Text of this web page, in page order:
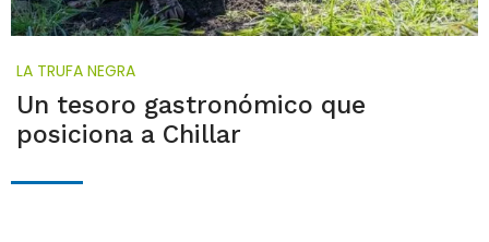
LA TRUFA NEGRA
Un tesoro gastronómico que
posiciona a Chillar